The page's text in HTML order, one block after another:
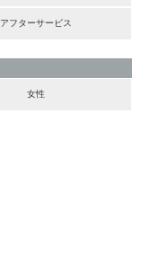
アフターサービス
女性